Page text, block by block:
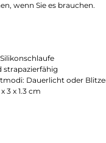
wenn Sie es brauchen.
strapazierfähig
Dauerlicht oder
3 x 1.3 cm